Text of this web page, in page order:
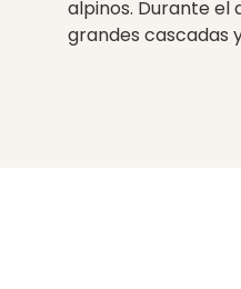
alpinos. Durante
grandes cascadas